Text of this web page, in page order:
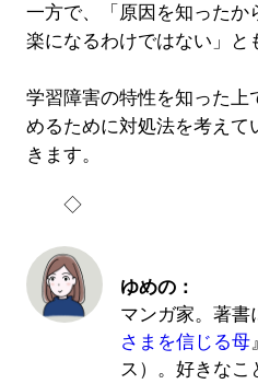
一方で、「原因を知ったか
楽になるわけではない」と
学習障害の特性を知った上
めるために対処法を考えて
きます。
◇
ゆめの：
マンガ家。著書
さまを信じる母
ス）。好きなこ